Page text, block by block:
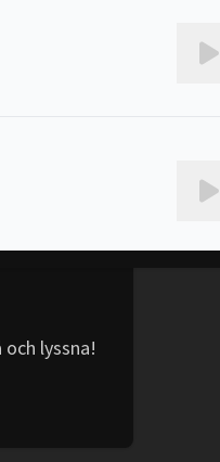
lyssna!